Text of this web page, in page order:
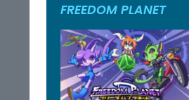
FREEDOM PLANET